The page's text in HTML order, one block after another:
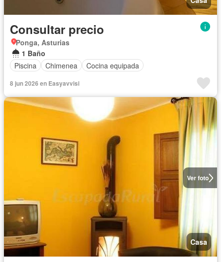
Consultar precio
Ponga, Asturias
1 Baño
Piscina
Chimenea Cocina equipada
8 jun 2026 en Easyavvisi
Ver foto
Casa